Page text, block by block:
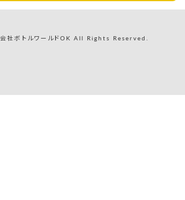
社ボトルワールドOK All Rights Reserved.